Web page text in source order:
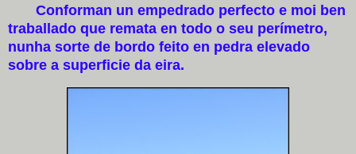
Conforman un empedrado perfecto e moi ben
traballado que remata en todo o seu perímetro,
nunha sorte de bordo feito en pedra elevado
sobre a superficie da eira.